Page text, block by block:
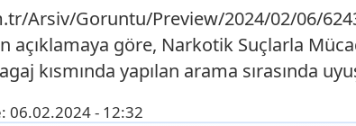
Arsiv/Goruntu/Preview/2024/02/06/
açıklamaya göre, Narkotik Suçlarla
kısmında yapılan arama sırasında
06.02.2024 - 12:32